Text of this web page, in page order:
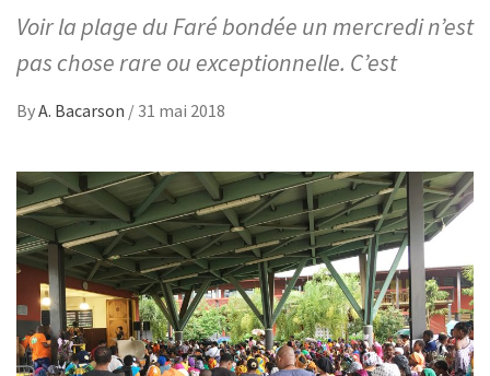
Voir la plage du Faré bondée un mercredi n’est
pas chose rare ou exceptionnelle. C’est
ByA. Bacarson / 31 mai 2018